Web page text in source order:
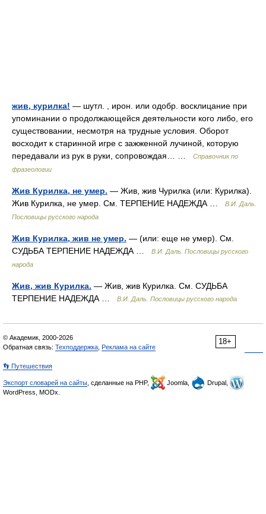
жив, курилка! — шутл. , ирон. или одобр. восклицание при
упоминании о продолжающейся деятельности кого либо, его
существовании, несмотря на трудные условия. Оборот
восходит к старинной игре с зажженной лучиной, которую
передавали из рук в руки, сопровождая… …
Справочник по
фразеологии
Жив Курилка, не умер. — Жив, жив Чурилка (или: Курилка).
Жив Курилка, не умер. См. ТЕРПЕНИЕ НАДЕЖДА …
В.И. Даль.
Пословицы русского народа
Жив Курилка, жив не умер. — (или: еще не умер). См.
СУДЬБА ТЕРПЕНИЕ НАДЕЖДА …
В.И. Даль. Пословицы русского
народа
Жив, жив Курилка. — Жив, жив Курилка. См. СУДЬБА
ТЕРПЕНИЕ НАДЕЖДА …
В.И. Даль. Пословицы русского народа
18+
© Академик, 2000-2026
Обратная связь: Техподдержка Реклама на сайте
👣 Путешествия
Экспорт словарей на сайты , сделанные на PHP, Joomla,
Drupal,
WordPress, MODx.